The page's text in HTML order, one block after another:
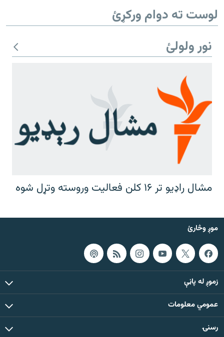
لوست ته دوام ورکړئ
نور ولولئ
مشال راډیو تر ۱۶ کلن فعالیت وروسته وتړل شوه
موږ وڅارئ
زموږ له پاڼې
عمومي معلومات
رسنۍ